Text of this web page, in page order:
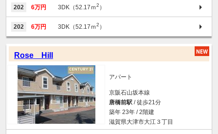
202 6万円 3DK（52.17ｍ2 ）
202 6万円 3DK（52.17ｍ2 ）
Rose Hill
アパート
京阪石山坂本線
唐橋前駅 / 徒歩21分
築年 23年 / 2階建
滋賀県大津市大江３丁目